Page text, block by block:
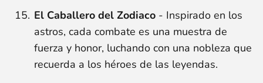
El Caballero del Zodiaco - Inspirado en los
astros, cada combate es una muestra de
fuerza y honor, luchando con una nobleza que
recuerda a los héroes de las leyendas.